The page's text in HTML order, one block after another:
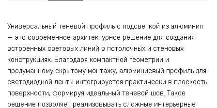
1
шт
Универсальный теневой профиль с подсветкой из алюминия
— это современное архитектурное решение для создания
встроенных световых линий в потолочных и стеновых
конструкциях. Благодаря компактной геометрии и
продуманному скрытому монтажу, алюминиевый профиль для
светодиодной ленты интегрируется практически в плоскость
поверхности, формируя идеальный теневой шов. Такое
решение позволяет реализовывать сложные интерьерные